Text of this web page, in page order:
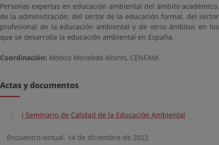
Personas expertas en educación ambiental del ámbito académico,
de la administración, del sector de la educación formal, del sector
profesional de la educación ambiental y de otros ámbitos en los
que se desarrolla la educación ambiental en España.
Coordinación: Mónica Moraleda Altares, CENEAM.
Actas y documentos
I Seminario de Calidad de la Educación Ambiental
Encuentro virtual. 14 de diciembre de 2022